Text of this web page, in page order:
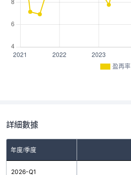
盈再率
詳細數據
年度/季度
2026-Q1